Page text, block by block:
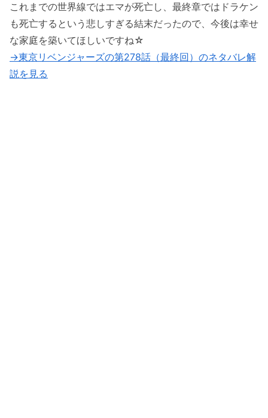
これまでの世界線ではエマが死亡し、最終章ではドラケン
も死亡するという悲しすぎる結末だったので、今後は幸せ
な家庭を築いてほしいですね☆
→東京リベンジャーズの第278話（最終回）のネタバレ解
説を見る